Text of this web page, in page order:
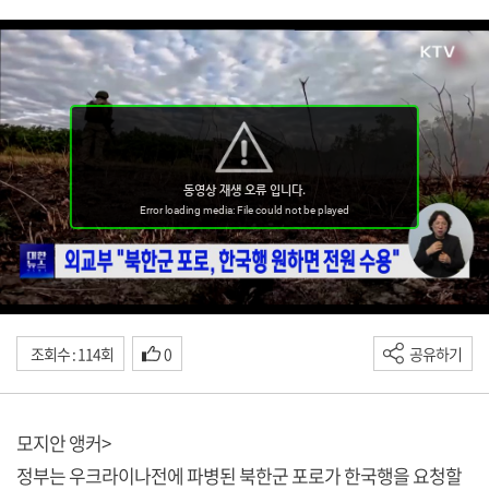
조회수 : 114회 0 공유하기
모지안 앵커>
정부는 우크라이나전에 파병된 북한군 포로가 한국행을 요청할